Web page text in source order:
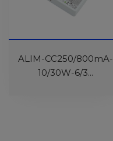
ALIM-CC250/800mA-
10/30W-6/3...